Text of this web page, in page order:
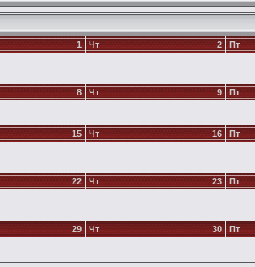
1 2
Чт Пт
8 9
Чт Пт
15 16
Чт Пт
22 23
Чт Пт
29 30
Чт Пт